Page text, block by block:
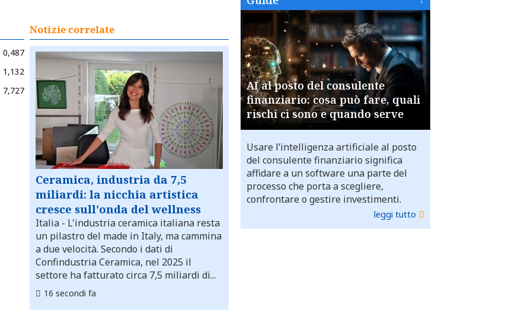
0,487
1,132
7,727
Notizie correlate
Ceramica, industria da 7,5
miliardi: la nicchia artistica
cresce sull'onda del wellness
Italia - L'industria ceramica italiana resta
un pilastro del made in Italy, ma cammina
a due velocità. Secondo i dati di
Confindustria Ceramica, nel 2025 il
settore ha fatturato circa 7,5 miliardi di...
16 secondi fa
AI al posto del consulente
finanziario: cosa può fare, quali
rischi ci sono e quando serve
Usare l’intelligenza artificiale al posto
del consulente finanziario significa
affidare a un software una parte del
processo che porta a scegliere,
confrontare o gestire investimenti.
leggi tutto